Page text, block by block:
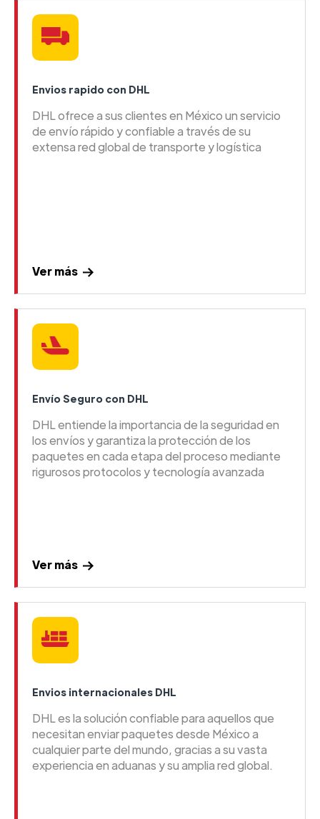
Envios rapido con DHL
DHL ofrece a sus clientes en México un servicio
de envío rápido y confiable a través de su
extensa red global de transporte y logística
Ver más
Envío Seguro con DHL
DHL entiende la importancia de la seguridad en
los envíos y garantiza la protección de los
paquetes en cada etapa del proceso mediante
rigurosos protocolos y tecnología avanzada
Ver más
Envios internacionales DHL
DHL es la solución confiable para aquellos que
necesitan enviar paquetes desde México a
cualquier parte del mundo, gracias a su vasta
experiencia en aduanas y su amplia red global.